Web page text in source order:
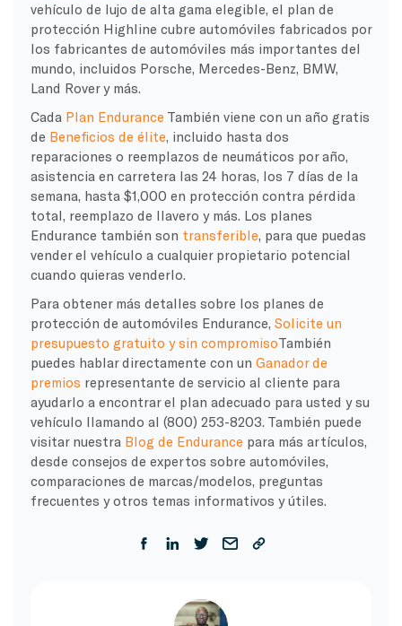
vehículo de lujo de alta gama elegible, el plan de
protección Highline cubre automóviles fabricados por
los fabricantes de automóviles más importantes del
mundo, incluidos Porsche, Mercedes-Benz, BMW,
Land Rover y más.
Cada Plan Endurance También viene con un año gratis
de Beneficios de élite, incluido hasta dos
reparaciones o reemplazos de neumáticos por año,
asistencia en carretera las 24 horas, los 7 días de la
semana, hasta $1,000 en protección contra pérdida
total, reemplazo de llavero y más. Los planes
Endurance también son transferible, para que puedas
vender el vehículo a cualquier propietario potencial
cuando quieras venderlo.
Para obtener más detalles sobre los planes de
protección de automóviles Endurance, Solicite un
presupuesto gratuito y sin compromisoTambién
puedes hablar directamente con un Ganador de
premios representante de servicio al cliente para
ayudarlo a encontrar el plan adecuado para usted y su
vehículo llamando al (800) 253-8203. También puede
visitar nuestra Blog de Endurance para más artículos,
desde consejos de expertos sobre automóviles,
comparaciones de marcas/modelos, preguntas
frecuentes y otros temas informativos y útiles.